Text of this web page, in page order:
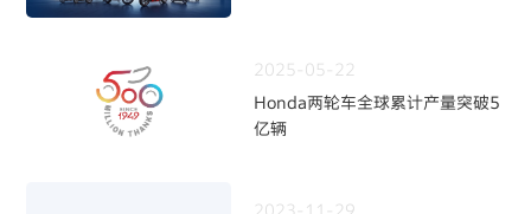
2025-05-22
Honda两轮车全球累计产量突破5
亿辆